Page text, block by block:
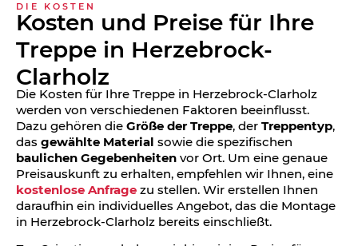
DIE KOSTEN
Kosten und Preise für Ihre
Treppe in Herzebrock-
Clarholz
Die Kosten für Ihre Treppe in Herzebrock-Clarholz
werden von verschiedenen Faktoren beeinflusst.
Dazu gehören die Größe der Treppe, der Treppentyp,
das gewählte Material sowie die spezifischen
baulichen Gegebenheiten vor Ort. Um eine genaue
Preisauskunft zu erhalten, empfehlen wir Ihnen, eine
kostenlose Anfrage zu stellen. Wir erstellen Ihnen
daraufhin ein individuelles Angebot, das die Montage
in Herzebrock-Clarholz bereits einschließt.